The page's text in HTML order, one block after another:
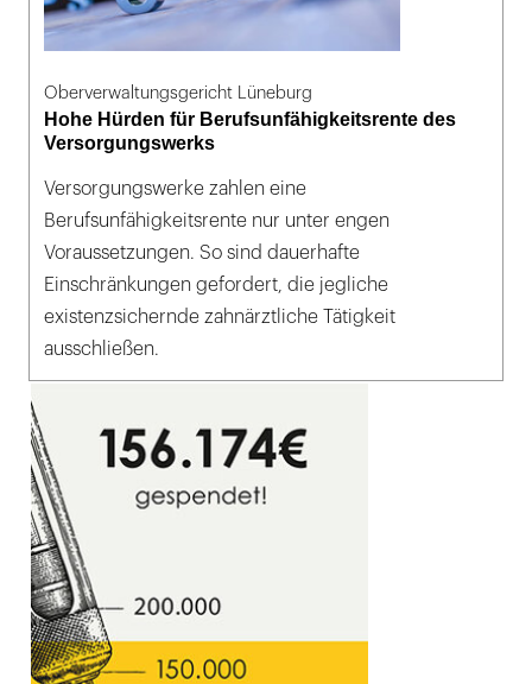
Oberverwaltungsgericht Lüneburg
Hohe Hürden für Berufsunfähigkeitsrente des
Versorgungswerks
Versorgungswerke zahlen eine
Berufsunfähigkeitsrente nur unter engen
Voraussetzungen. So sind dauerhafte
Einschränkungen gefordert, die jegliche
existenzsichernde zahnärztliche Tätigkeit
ausschließen.